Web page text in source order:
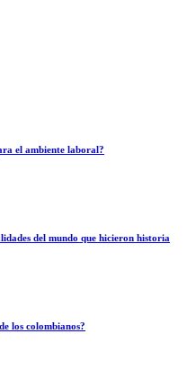
el ambiente laboral?
del mundo que hicieron historia
los colombianos?